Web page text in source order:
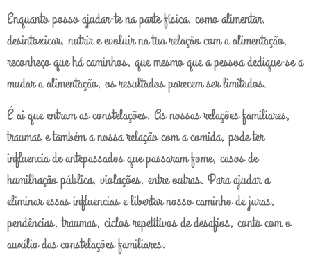
Enquanto posso ajudar-te na parte física, como alimentar,
desintoxicar, nutrir e evoluir na tua relação com a alimentação,
reconheço que há caminhos, que mesmo que a pessoa dedique-se a
mudar a alimentação, os resultados parecem ser limitados.
É ai que entram as constelações. As nossas relações familiares,
traumas e também a nossa relação com a comida, pode ter
influencia de antepassados que passaram fome, casos de
humilhação pública, violações, entre outras. Para ajudar a
eliminar essas influencias e libertar nosso caminho de juras,
pendências, traumas, ciclos repetitivos de desafios, conto com o
auxílio das constelações familiares.